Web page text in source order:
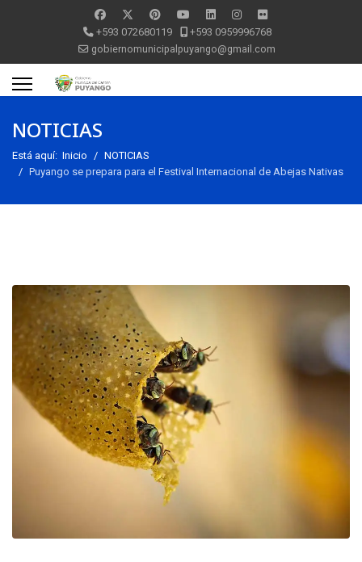
+593 072680119
+593 0959996768
gobiernomunicipalpuyango@gmail.com
NOTICIAS
Está aquí: Inicio
NOTICIAS
Puyango se prepara para el Festival Internacional de Abejas Nativas